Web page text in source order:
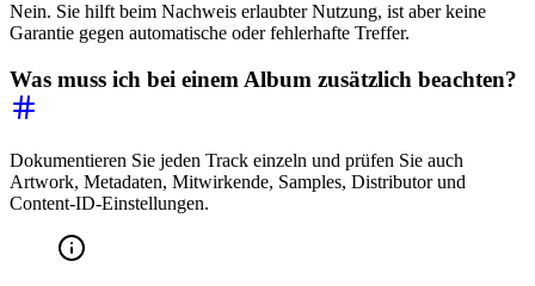
Nein. Sie hilft beim Nachweis erlaubter Nutzung, ist aber keine
Garantie gegen automatische oder fehlerhafte Treffer.
Was muss ich bei einem Album zusätzlich beachten?
Dokumentieren Sie jeden Track einzeln und prüfen Sie auch
Artwork, Metadaten, Mitwirkende, Samples, Distributor und
Content-ID-Einstellungen.